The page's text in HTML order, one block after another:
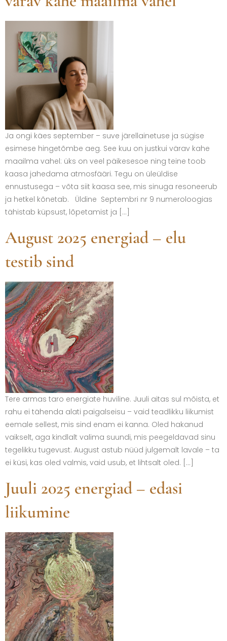
Ja ongi käes september – suve järellainetuse ja sügise
esimese hingetõmbe aeg. See kuu on justkui värav kahe
maailma vahel: üks on veel päikesesoe ning teine toob
kaasa jahedama atmosfääri. Tegu on üleüldise
ennustusega – võta siit kaasa see, mis sinuga resoneerub
ja hetkel kõnetab. Üldine Septembri nr 9 numeroloogias
tähistab küpsust, lõpetamist ja […]
August 2025 energiad – elu
testib sind
Tere armas taro energiate huviline. Juuli aitas sul mõista, et
rahu ei tähenda alati paigalseisu – vaid teadlikku liikumist
eemale sellest, mis sind enam ei kanna. Oled hakanud
vaikselt, aga kindlalt valima suundi, mis peegeldavad sinu
tegelikku tugevust. August astub nüüd julgemalt lavale – ta
ei küsi, kas oled valmis, vaid usub, et lihtsalt oled. […]
Juuli 2025 energiad – edasi
liikumine